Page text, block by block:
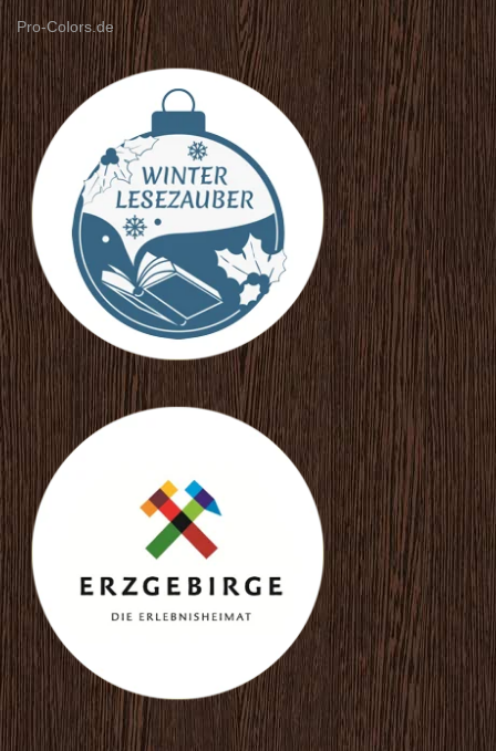
Pro-Colors.de